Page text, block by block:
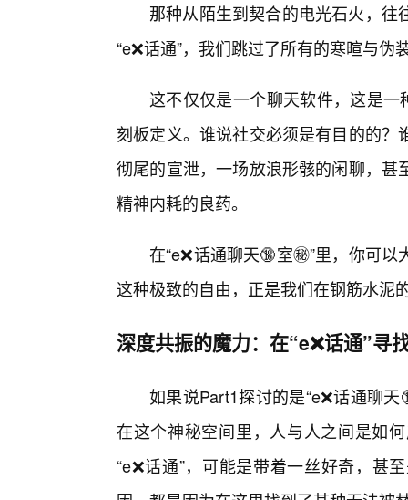
那种从陌生到契合的电光石火，
“e❌话通”，我们跳过了所有的寒暄与
这不仅仅是一个聊天软件，这是一
刻板定义。谁说社交必须是有目的的
彻尾的宣泄，一场放浪形骸的闲聊，
精神内耗的良药。
在“e❌话通聊天🔞室㊙️”里，你可
这种极致的自由，正是我们在钢筋水泥
深度共振的魔力：在“e❌话通”寻
如果说Part1探讨的是“e❌话通聊
在这个神秘空间里，人与人之间是如
“e❌话通”，可能是带着一丝好奇，甚